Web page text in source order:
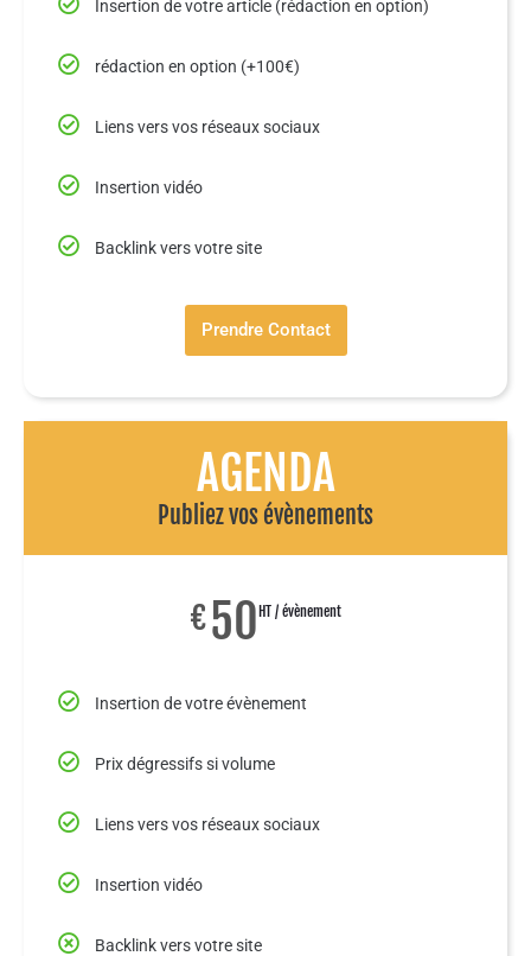
Insertion de votre article (rédaction en option)
rédaction en option (+100€)
Liens vers vos réseaux sociaux
Insertion vidéo
Backlink vers votre site
Prendre Contact
AGENDA
Publiez vos évènements
€50HT / évènement
Insertion de votre évènement
Prix dégressifs si volume
Liens vers vos réseaux sociaux
Insertion vidéo
Backlink vers votre site